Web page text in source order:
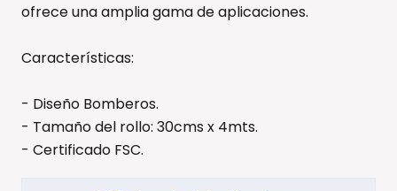
ofrece una amplia gama de aplicaciones.
Características:
- Diseño Bomberos.
- Tamaño del rollo: 30cms x 4mts.
- Certificado FSC.